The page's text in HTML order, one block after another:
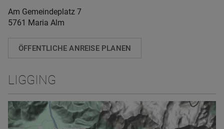
Am Gemeindeplatz 7
5761 Maria Alm
ÖFFENTLICHE ANREISE PLANEN
LIGGING